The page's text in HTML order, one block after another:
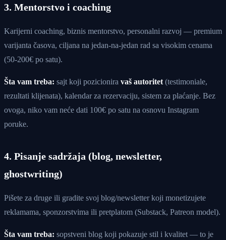
3. Mentorstvo i coaching
Karijerni coaching, biznis mentorstvo, personalni razvoj — premium
varijanta časova, ciljana na jedan-na-jedan rad sa visokim cenama
(50-200€ po satu).
Šta vam treba: sajt koji pozicionira vaš autoritet (testimoniale,
rezultati klijenata), kalendar za rezervaciju, sistem za plaćanje. Bez
ovoga, niko vam neće dati 100€ po satu na osnovu Instagram
poruke.
4. Pisanje sadržaja (blog, newsletter,
ghostwriting)
Pišete za druge ili gradite svoj blog/newsletter koji monetizujete
reklamama, sponzorstvima ili pretplatom (Substack, Patreon model).
Šta vam treba: sopstveni blog koji pokazuje stil i kvalitet — to je